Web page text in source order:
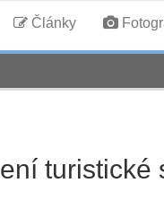
Články
turistické